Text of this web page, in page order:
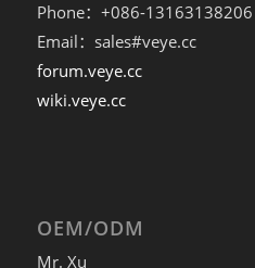
Phone：+086-13163138206
Email：sales#veye.cc
forum.veye.cc
wiki.veye.cc
OEM/ODM
Mr. Xu